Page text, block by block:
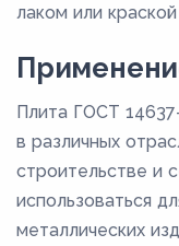
лаком или краской
Плита ГОСТ
в различных
строительстве и
использоваться
металлических